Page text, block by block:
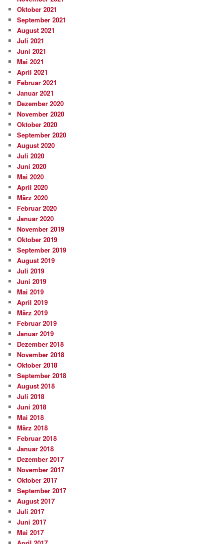
Oktober 2021
September 2021
August 2021
Juli 2021
Juni 2021
Mai 2021
April 2021
Februar 2021
Januar 2021
Dezember 2020
November 2020
Oktober 2020
September 2020
August 2020
Juli 2020
Juni 2020
Mai 2020
April 2020
März 2020
Februar 2020
Januar 2020
November 2019
Oktober 2019
September 2019
August 2019
Juli 2019
Juni 2019
Mai 2019
April 2019
März 2019
Februar 2019
Januar 2019
Dezember 2018
November 2018
Oktober 2018
September 2018
August 2018
Juli 2018
Juni 2018
Mai 2018
März 2018
Februar 2018
Januar 2018
Dezember 2017
November 2017
Oktober 2017
September 2017
August 2017
Juli 2017
Juni 2017
Mai 2017